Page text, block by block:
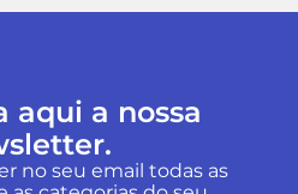
aqui a nossa
no seu email todas as